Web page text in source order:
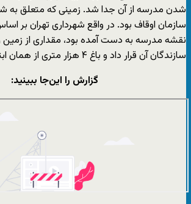
شدن مدرسه از آن جدا شد. زمینی که متعلق به
سازمان اوقاف بود. در واقع شهرداری تهران بر
نقشه مدرسه به دست آمده بود، مقداری از زمین
سازندگان آن قرار داد و باغ ۴ هزار متری از همان ابتدا جدا شد.
گزارش را این‌جا ببینید: